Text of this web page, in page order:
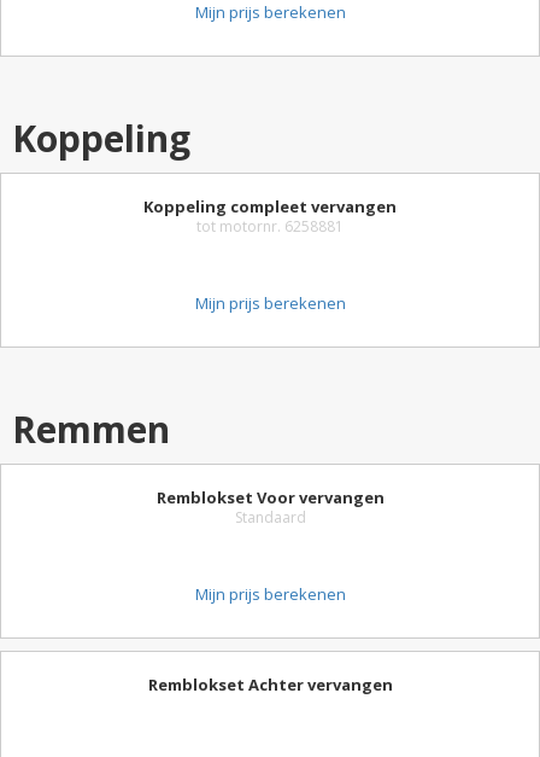
Mijn prijs berekenen
Koppeling
Koppeling compleet vervangen
tot motornr. 6258881
Mijn prijs berekenen
Remmen
Remblokset Voor vervangen
Standaard
Mijn prijs berekenen
Remblokset Achter vervangen